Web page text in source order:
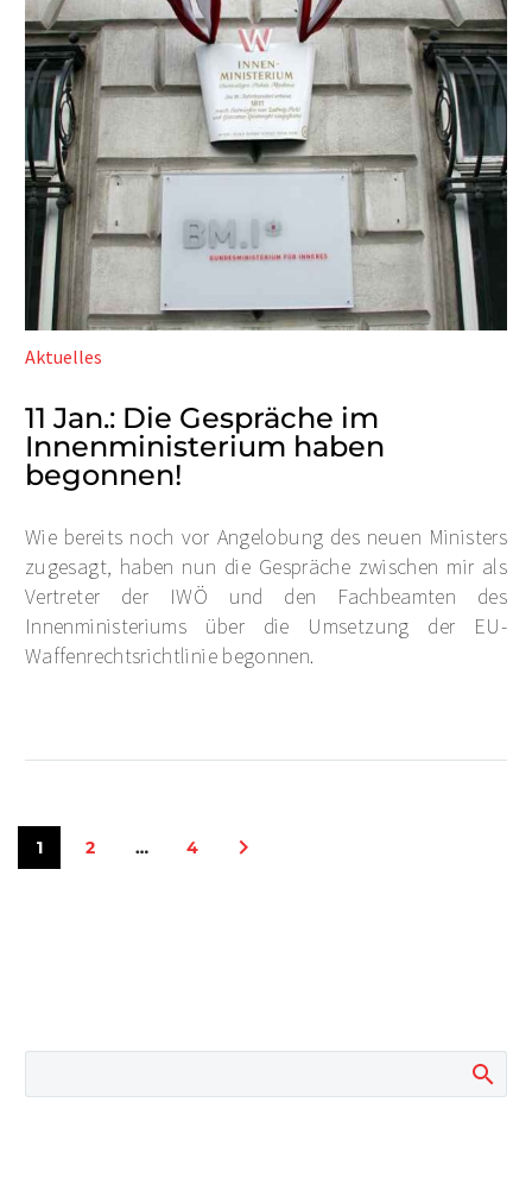
Aktuelles
11 Jan.: Die Gespräche im
Innenministerium haben
begonnen!
Wie bereits noch vor Angelobung des neuen Ministers
zugesagt, haben nun die Gespräche zwischen mir als
Vertreter der IWÖ und den Fachbeamten des
Innenministeriums über die Umsetzung der EU-
Waffenrechtsrichtlinie begonnen.
1 2 … 4